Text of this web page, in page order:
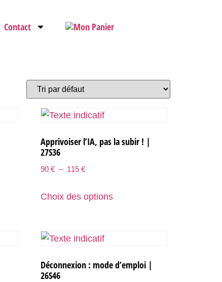
Contact
Apprivoiser l’IA, pas la subir ! |
27S36
90€ – 115€
Choix des options
Déconnexion : mode d’emploi |
26S46